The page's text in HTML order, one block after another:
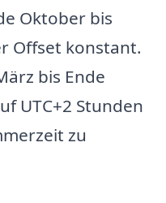
Oktober bis
Offset konstant.
bis Ende
UTC+2 Stunden
zu